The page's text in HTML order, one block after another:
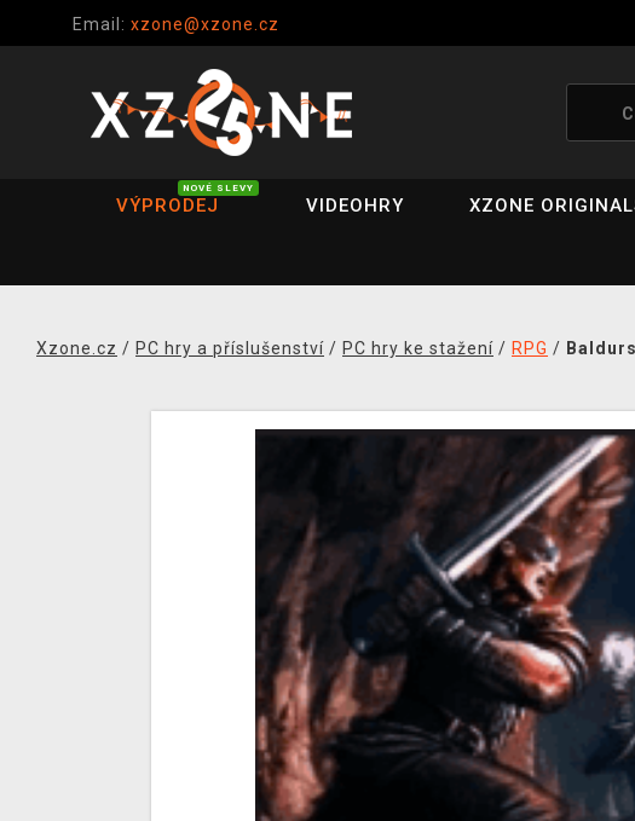
Email: xzone@xzone.cz
VÝPRODEJ
NOVÉ SLEVY
VIDEOHRY XZONE
Xzone.cz / PC hry a příslušenství / PC hry ke stažení / RPG /